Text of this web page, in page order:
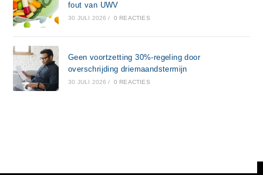
fout van UWV
30 JULI 2026 / 0 REACTIES
Geen voortzetting 30%-regeling door
overschrijding driemaandstermijn
30 JULI 2026 / 0 REACTIES